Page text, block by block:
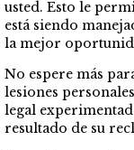
usted. Esto le
está siendo
la mejor
No espere más
lesiones
legal
resultado de su